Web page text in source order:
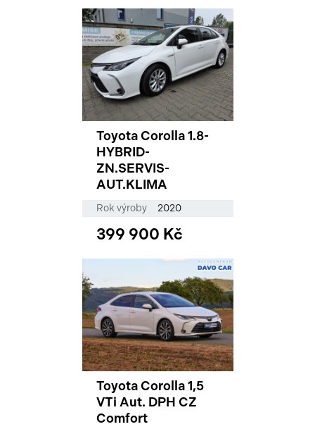
Toyota Corolla 1.8-
HYBRID-
ZN.SERVIS-
AUT.KLIMA
Rok výroby 2020
399 900 Kč
Toyota Corolla 1,5
VTi Aut. DPH CZ
Comfort